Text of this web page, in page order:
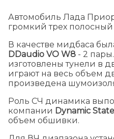
Автомобиль Лада
громкий трех полосный
В качестве мидбаса
DDaudio VO W8 - 2
изготовлены тунели в
играют на весь объем
произведена
Роль СЧ динамика
компании Dynamic State
объем обшивки.